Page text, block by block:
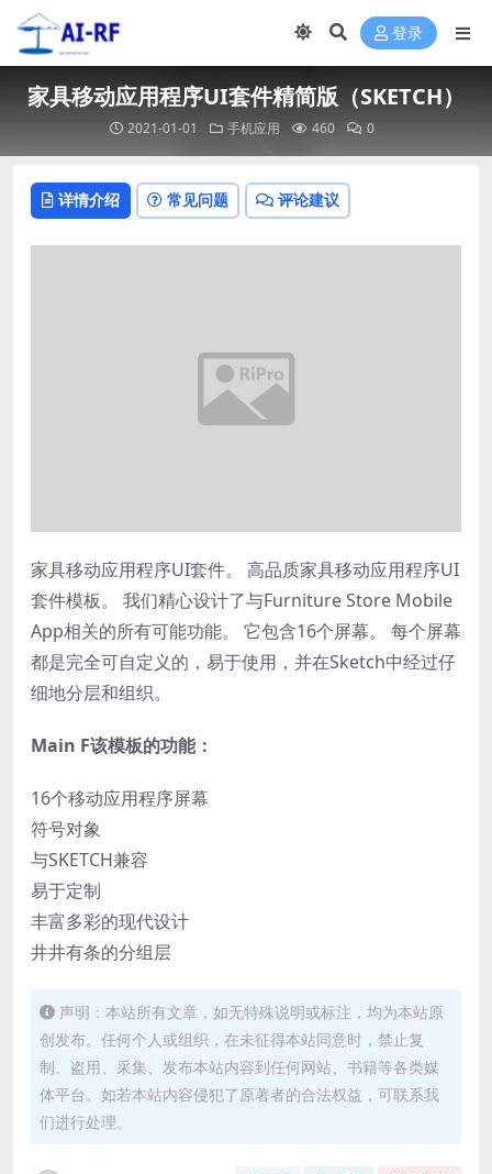
登录
家具移动应用程序UI套件精简版（SKETCH）
2021-01-01 手机应用 460 0
详情介绍 常见问题 评论建议
家具移动应用程序UI套件。 高品质家具移动应用程序UI
套件模板。 我们精心设计了与Furniture Store Mobile
App相关的所有可能功能。 它包含16个屏幕。 每个屏幕
都是完全可自定义的，易于使用，并在Sketch中经过仔
细地分层和组织。
Main F该模板的功能：
16个移动应用程序屏幕
符号对象
与SKETCH兼容
易于定制
丰富多彩的现代设计
井井有条的分组层
声明：本站所有文章，如无特殊说明或标注，均为本站原
创发布。任何个人或组织，在未征得本站同意时，禁止复
制、盗用、采集、发布本站内容到任何网站、书籍等各类媒
体平台。如若本站内容侵犯了原著者的合法权益，可联系我
们进行处理。